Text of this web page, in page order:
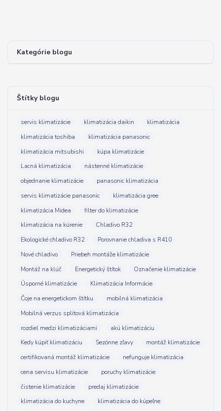
Kategórie blogu
Štítky blogu
servis klimatizácie klimatizácia daikin
klimatizácia
klimatizácia toshiba
klimatizácia panasonic
klimatizácia mitsubishi
kúpa klimatizácie
Lacná klimatizácia
nástenné klimatizácie
objednanie klimatizácie
panasonic klimatizácia
servis klimatizácie panasonic
klimatizácia gree
klimatizácia Midea
filter do klimatizácie
klimatizácia na kúrenie
Chladivo R32
Ekologické chladivo R32
Porovnanie chladiva s R410
Nové chladivo
Priebeh montáže klimatizácie
Montáž na klúč
Energetický štítok
Označenie klimatizácie
Úsporné klimatizácie
Klimatizácia Informácie
Čoje na energetickom štítku
mobilná klimatizácia
Mobilná verzus splitová klimatizácia
rozdiel medzi klimatizáciami
akú klimatizáciu
Kedy kúpiť klimatizáciu
Sezónne zľavy
montáž klimatizácie
certifikovaná montáž klimatizácie
nefunguje klimatizácia
cena servisu klimatizácie
poruchy klimatizácie
čistenie klimatizácie
predaj klimatizácie
klimatizácia do kuchyne
klimatizácia do kúpeľne